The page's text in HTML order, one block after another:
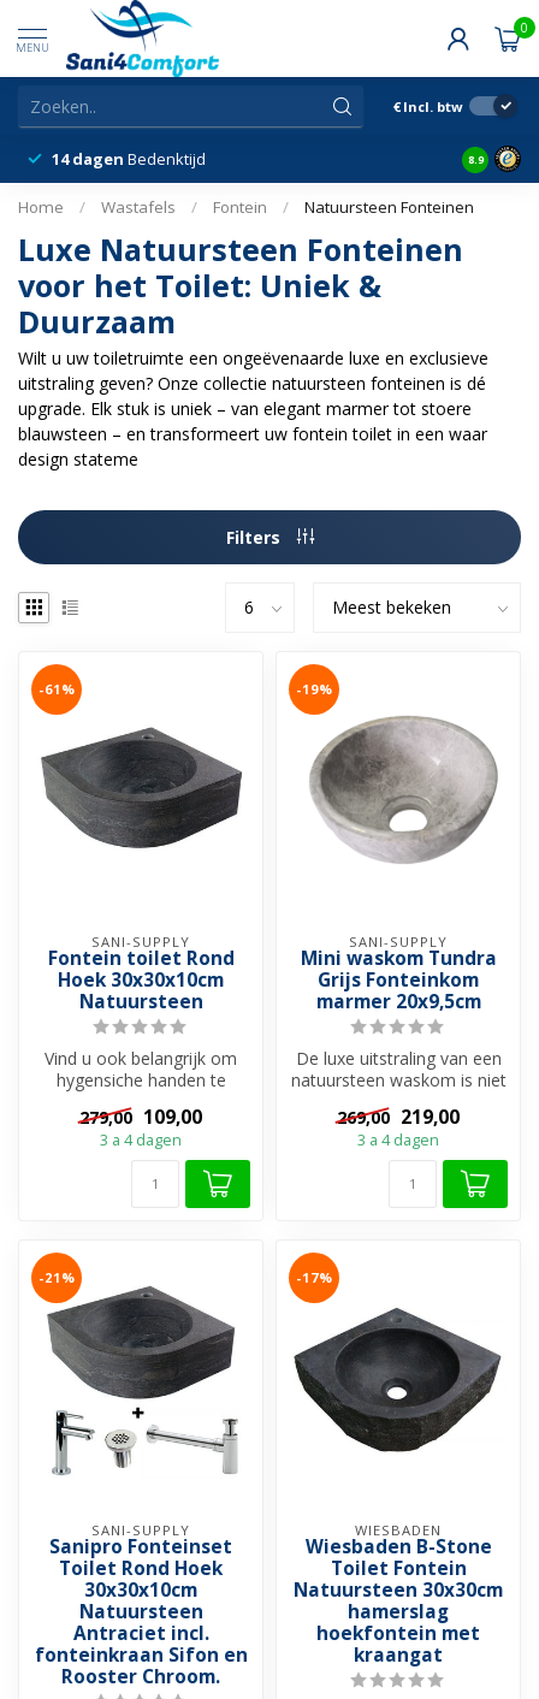
MENU
0
€ Incl. btw
14 dagen Bedenktijd Snelle
8.9
Home / Wastafels / Fontein / Natuursteen Fonteinen
Luxe Natuursteen Fonteinen
voor het Toilet: Uniek &
Duurzaam
Wilt u uw toiletruimte een ongeëvenaarde luxe en exclusieve
uitstraling geven? Onze collectie natuursteen fonteinen is dé
upgrade. Elk stuk is uniek – van elegant marmer tot stoere
blauwsteen – en transformeert uw fontein toilet in een waar
design stateme
Filters
-61%
SANI-SUPPLY
Fontein toilet Rond
Hoek 30x30x10cm
Natuursteen
Vind u ook belangrijk om
hygensiche handen te
toiletbezoek? Dan zi...
279,00 109,00
3 a 4 dagen
-19%
SANI-SUPPLY
Mini waskom Tundra
Grijs Fonteinkom
marmer 20x9,5cm
De luxe uitstraling van een
natuursteen waskom is niet
269,00 219,00
3 a 4 dagen
-21%
SANI-SUPPLY
Sanipro Fonteinset
Toilet Rond Hoek
30x30x10cm
Natuursteen
Antraciet incl.
fonteinkraan Sifon en
Rooster Chroom.
-17%
WIESBADEN
Wiesbaden B-Stone
Toilet Fontein
Natuursteen 30x30cm
hamerslag
hoekfontein met
kraangat